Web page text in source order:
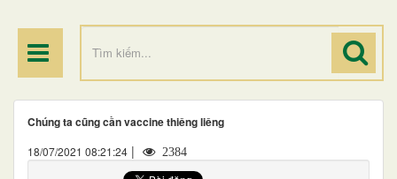
Chúng ta cũng cần vaccine thiêng liêng
18/07/2021 08:21:24 | 2384